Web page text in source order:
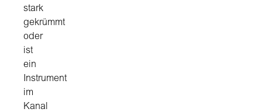
stark
gekrümmt
oder
ist
ein
Instrument
im
Kanal